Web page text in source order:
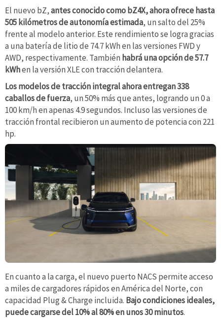
El nuevo bZ,antes conocido como bZ4X, ahora ofrece hasta
505 kilómetros de autonomía estimada, un salto del 25%
frente al modelo anterior. Este rendimiento se logra gracias
a una batería de litio de 74.7 kWh en las versiones FWD y
AWD, respectivamente. También habrá una opción de 57.7
kWhen la versión XLE con tracción delantera.
Los modelos de tracción integral ahora entregan 338
caballos de fuerza, un 50% más que antes, logrando un 0 a
100 km/h en apenas 4.9 segundos. Incluso las versiones de
tracción frontal recibieron un aumento de potencia con 221
hp.
En cuanto a la carga, el nuevo puerto NACS permite acceso
a miles de cargadores rápidos en América del Norte, con
capacidad Plug & Charge incluida. Bajo condiciones ideales,
puede cargarse del 10% al 80% en unos 30 minutos.